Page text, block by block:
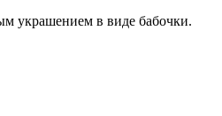
украшением в виде бабочки.